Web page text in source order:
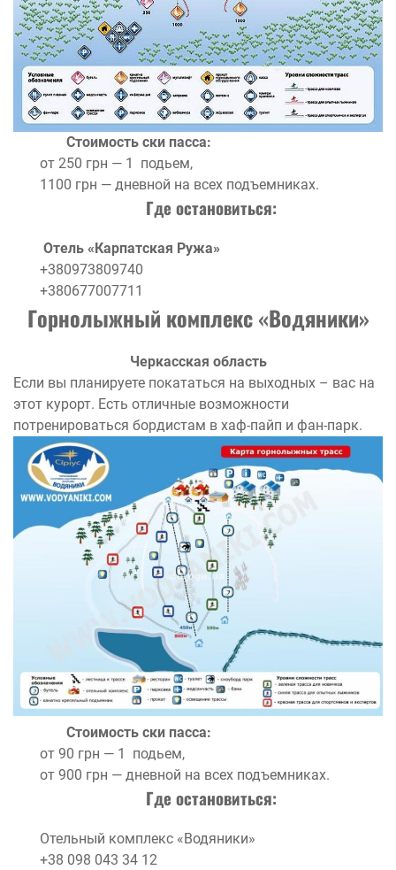
Стоимость ски пасса:
от 250 грн — 1 подьем,
1100 грн — дневной на всех подъемниках.
Где остановиться:
Отель «Карпатская Ружа»
+380973809740
+380677007711
Горнолыжный комплекс «Водяники»
Черкасская область
Если вы планируете покататься на выходных – вас на
этот курорт. Есть отличные возможности
потренироваться бордистам в хаф-пайп и фан-парк.
Стоимость ски пасса:
от 90 грн — 1 подьем,
от 900 грн — дневной на всех подъемниках.
Где остановиться:
Отельный комплекс «Водяники»
+38 098 043 34 12